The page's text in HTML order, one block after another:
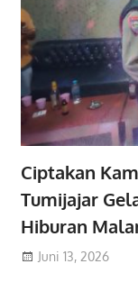
Ciptakan
Tumijajar
Hiburan
Juni 13, 2026